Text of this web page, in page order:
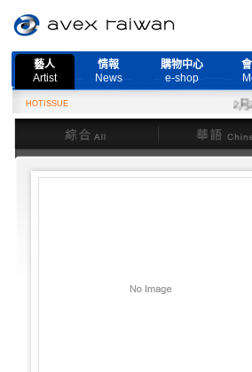
藝人
Artist
情報
News
購物中心
e-shop
HOTISSUE
2月
綜合
華語